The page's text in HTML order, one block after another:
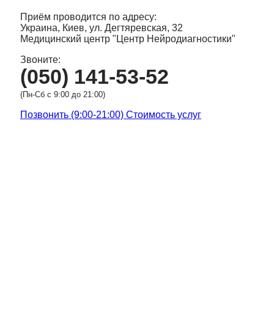
Приём проводится по адресу:
Украина, Киев, ул. Дегтяревская, 32
Медицинский центр "Центр Нейродиагностики"
Звоните:
(050) 141-53-52
(Пн-Сб с 9:00 до 21:00)
Позвонить (9:00-21:00) Стоимость услуг